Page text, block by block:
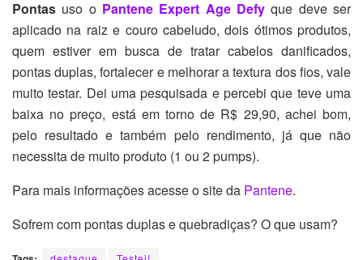
Pontas uso o Pantene Expert Age Defy que deve ser
aplicado na raiz e couro cabeludo, dois ótimos produtos,
quem estiver em busca de tratar cabelos danificados,
pontas duplas, fortalecer e melhorar a textura dos fios, vale
muito testar. Dei uma pesquisada e percebi que teve uma
baixa no preço, está em torno de R$ 29,90, achei bom,
pelo resultado e também pelo rendimento, já que não
necessita de muito produto (1 ou 2 pumps).
Para mais informações acesse o site da Pantene.
Sofrem com pontas duplas e quebradiças? O que usam?